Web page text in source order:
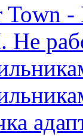
Town